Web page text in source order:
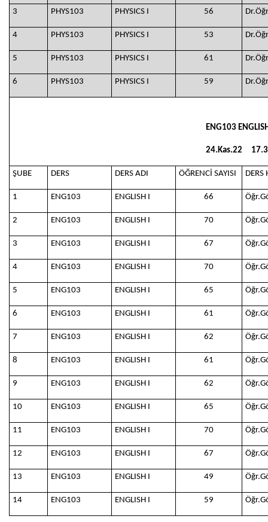
3 PHYS103 PHYSICS I 56
4 PHYS103 PHYSICS I 53
5 PHYS103 PHYSICS I 61
6 PHYS103 PHYSICS I 59
ENG103
24.Kas.22
ŞUBE DERS DERS ADI ÖĞRENCİ SAYISI DERS
1 ENG103 ENGLISH I 66
2 ENG103 ENGLISH I 70
3 ENG103 ENGLISH I 67
4 ENG103 ENGLISH I 70
5 ENG103 ENGLISH I 65
6 ENG103 ENGLISH I 61
7 ENG103 ENGLISH I 62
8 ENG103 ENGLISH I 61
9 ENG103 ENGLISH I 62
10 ENG103 ENGLISH I 65
11 ENG103 ENGLISH I 70
12 ENG103 ENGLISH I 67
13 ENG103 ENGLISH I 49
14 ENG103 ENGLISH I 59